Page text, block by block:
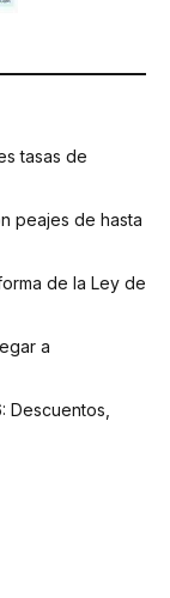
tasas de
peajes de hasta
de la Ley de
a
Descuentos,